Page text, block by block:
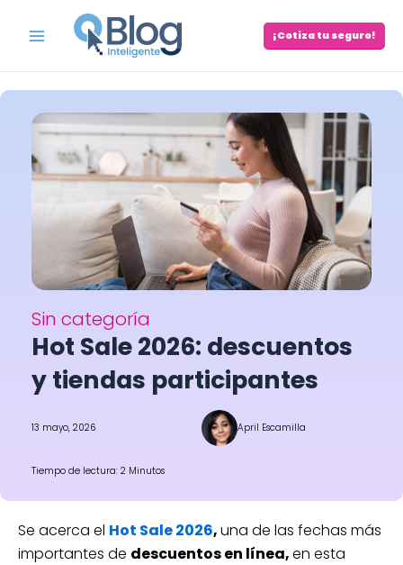
Menu
¡Cotiza tu seguro!
Sin categoría
Hot Sale 2026: descuentos
y tiendas participantes
13 mayo, 2026 April Escamilla
Tiempo de lectura: 2 Minutos
Se acerca el Hot Sale 2026,una de las fechas más
importantes de descuentos en línea,en esta